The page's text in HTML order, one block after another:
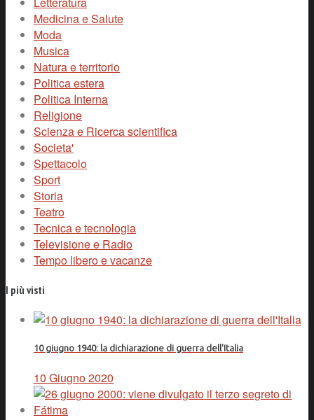
Medicina e Salute
Moda
Musica
Natura e territorio
Politica estera
Politica Interna
Religione
Scienza e Ricerca scientifica
Societa'
Spettacolo
Sport
Storia
Teatro
Tecnica e tecnologia
Televisione e Radio
Tempo libero e vacanze
I più visti
10 giugno 1940: la dichiarazione di guerra dell'Italia
10 Giugno 2020